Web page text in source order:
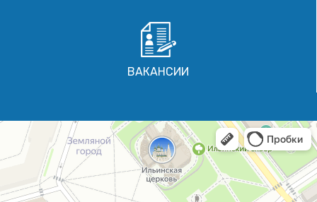
ВАКАНСИИ